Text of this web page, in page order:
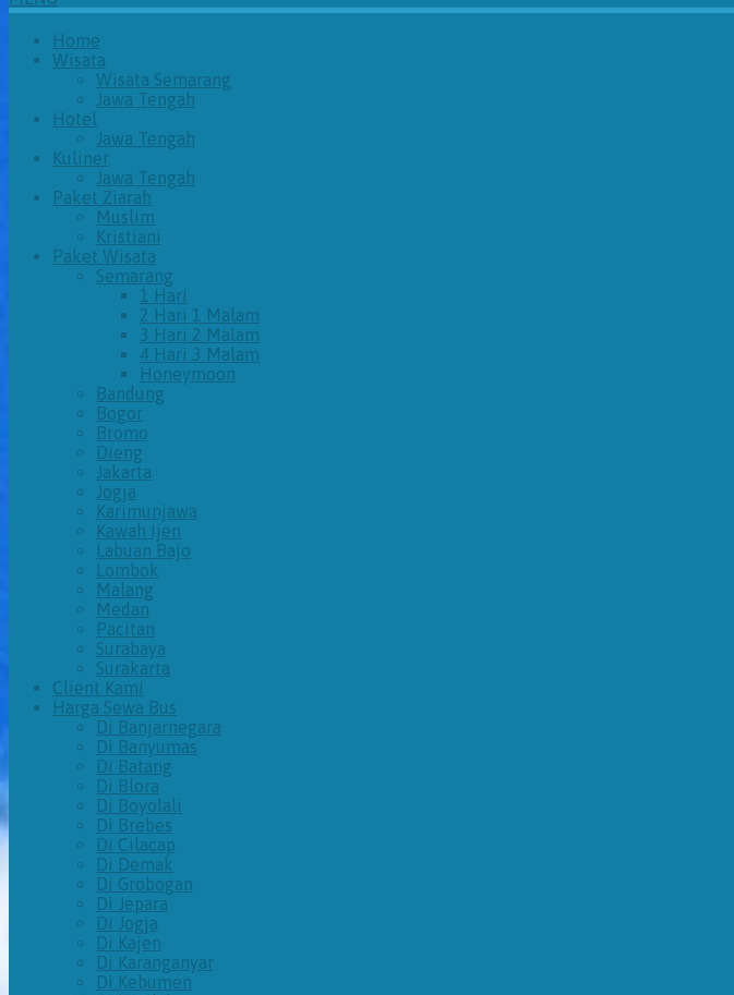
Home
Wisata
Wisata Semarang
Jawa Tengah
Hotel
Jawa Tengah
Kuliner
Jawa Tengah
Paket Ziarah
Muslim
Kristiani
Paket Wisata
Semarang
1 Hari
2 Hari 1 Malam
3 Hari 2 Malam
4 Hari 3 Malam
Honeymoon
Bandung
Bogor
Bromo
Dieng
Jakarta
Jogja
Karimunjawa
Kawah Ijen
Labuan Bajo
Lombok
Malang
Medan
Pacitan
Surabaya
Surakarta
Client Kami
Harga Sewa Bus
Di Banjarnegara
Di Banyumas
Di Batang
Di Blora
Di Boyolali
Di Brebes
Di Cilacap
Di Demak
Di Grobogan
Di Jepara
Di Jogja
Di Kajen
Di Karanganyar
Di Kebumen